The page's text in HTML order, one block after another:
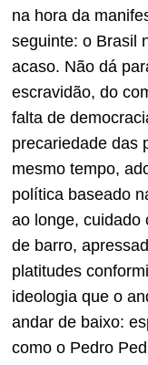
na hora da
seguinte: o Brasil
acaso. Não dá
escravidão, do
falta de
precariedade das
mesmo tempo,
política baseado
ao longe, cuidado
de barro,
platitudes
ideologia que o
andar de baixo:
como o Pedro